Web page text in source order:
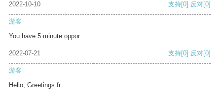
2022-10-10 支持[0] 反对[0]
游客
You have 5 minute oppor
2022-07-21 支持[0] 反对[0]
游客
Hello, Greetings fr